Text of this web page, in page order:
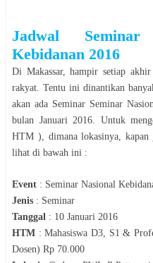
Jadwal Seminar
Kebidanan 2016
Di Makassar, hampir setiap akhir
rakyat. Tentu ini dinantikan
akan ada Seminar Seminar
bulan Januari 2016 . Untuk
HTM ), dimana lokasinya, kapan
lihat di bawah ini :
Event : Seminar Nasional
Jenis : Seminar
Tanggal : 10 Januari 2016
HTM :Mahasiswa D3, S1 &
Dosen) Rp 70.000